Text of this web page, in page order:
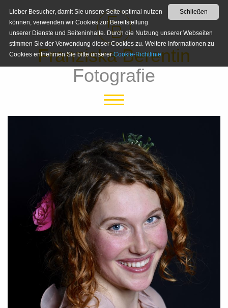
Franziska Berentin
Fotografie
Schließen
Lieber Besucher, damit Sie unsere Seite optimal nutzen
können, verwenden wir Cookies zur Bereitstellung
unserer Dienste und Seiteninhalte. Durch die Nutzung unserer Webseiten
stimmen Sie der Verwendung dieser Cookies zu. Weitere Informationen zu
Cookies entnehmen Sie bitte unsererCookie-Richtlinie